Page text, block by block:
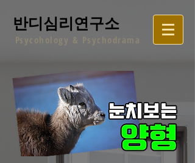
반디심리연구소
Psycohology & Psychodrama